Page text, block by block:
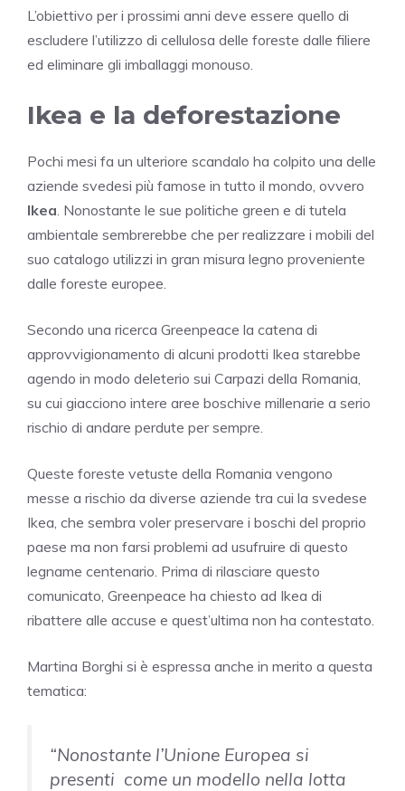
L’obiettivo per i prossimi anni deve essere quello di
escludere l’utilizzo di cellulosa delle foreste dalle filiere
ed eliminare gli imballaggi monouso.
Ikea e la deforestazione
Pochi mesi fa un ulteriore scandalo ha colpito una delle
aziende svedesi più famose in tutto il mondo, ovvero
Ikea . Nonostante le sue politiche green e di tutela
ambientale sembrerebbe che per realizzare i mobili del
suo catalogo utilizzi in gran misura legno proveniente
dalle foreste europee.
Secondo una ricerca Greenpeace la catena di
approvvigionamento di alcuni prodotti Ikea starebbe
agendo in modo deleterio sui Carpazi della Romania,
su cui giacciono intere aree boschive millenarie a serio
rischio di andare perdute per sempre.
Queste foreste vetuste della Romania vengono
messe a rischio da diverse aziende tra cui la svedese
Ikea, che sembra voler preservare i boschi del proprio
paese ma non farsi problemi ad usufruire di questo
legname centenario. Prima di rilasciare questo
comunicato, Greenpeace ha chiesto ad Ikea di
ribattere alle accuse e quest’ultima non ha contestato.
Martina Borghi si è espressa anche in merito a questa
tematica:
“Nonostante l’Unione Europea si
presenti come un modello nella lotta